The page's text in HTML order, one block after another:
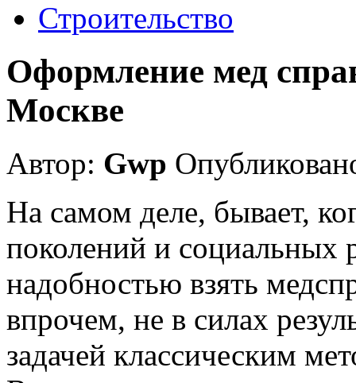
Строительство
Оформление мед
Москве
Автор: Gwp
На самом деле, бывает,
поколений и социальных
надобностью взять
впрочем, не в силах
задачей классическим